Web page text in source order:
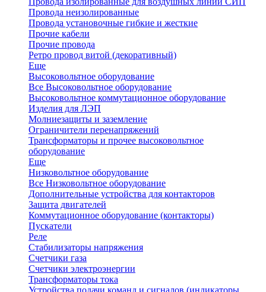
Провода неизолированные
Провода установочные гибкие и жесткие
Прочие кабели
Прочие провода
Ретро провод витой (декоративный)
Еще
Высоковольтное оборудование
Все Высоковольтное оборудование
Высоковольтное коммутационное оборудование
Изделия для ЛЭП
Молниезащиты и заземление
Ограничители перенапряжений
Трансформаторы и прочее высоковольтное
оборудование
Еще
Низковольтное оборудование
Все Низковольтное оборудование
Дополнительные устройства для контакторов
Защита двигателей
Коммутационное оборудование (контакторы)
Пускатели
Реле
Стабилизаторы напряжения
Счетчики газа
Счетчики электроэнергии
Трансформаторы тока
Устройства подачи команд и сигналов (индикаторы,